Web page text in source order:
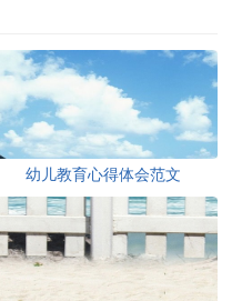
幼儿教育心得体会范文